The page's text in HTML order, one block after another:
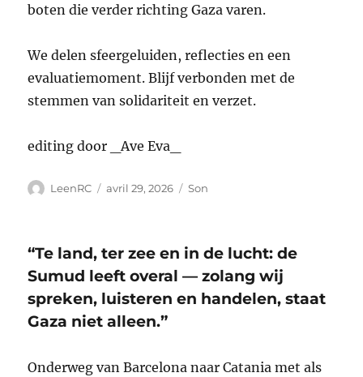
boten die verder richting Gaza varen.
We delen sfeergeluiden, reflecties en een
evaluatiemoment. Blijf verbonden met de
stemmen van solidariteit en verzet.
editing door _Ave Eva_
Auteur
LeenRC
Publié
avril 29, 2026 Format
Son
“Te land, ter zee en in de lucht: de
Sumud leeft overal — zolang wij
spreken, luisteren en handelen, staat
Gaza niet alleen.”
Onderweg van Barcelona naar Catania met als